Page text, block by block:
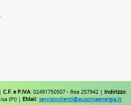
.
C.F. e P.IVA: 02491750507 - Rea 257942 | Indirizzo:
(PI) | EMail: servizioclienti@ausoniaenergia.it